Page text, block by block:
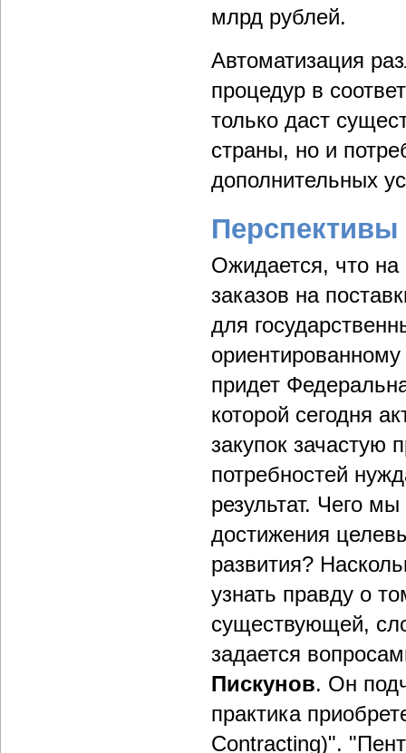
млрд рублей.
Автоматизация
процедур в
только даст
страны, но и
дополнительных
Перспективы
Ожидается, что
заказов на
для
придет
которой сегодня
закупок зачастую
потребностей
результат. Чего
достижения
развития?
узнать правду о
существующей,
задается
Пискунов. Он
практика
Contracting)".